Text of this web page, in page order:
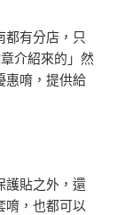
都有分店，只
介紹來的」然
惠唷，提供給
護貼之外，還
唷，也都可以